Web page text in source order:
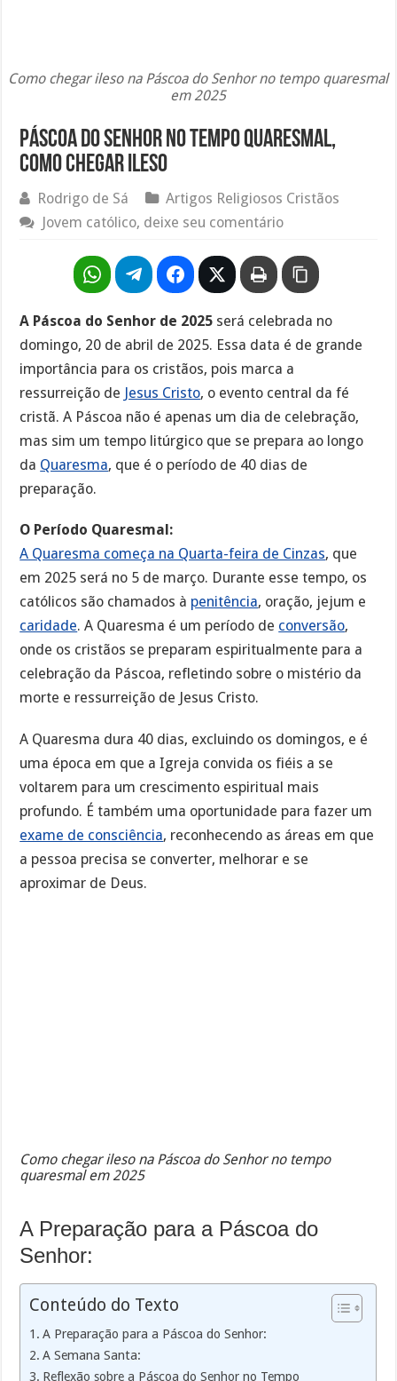
Como chegar ileso na Páscoa do Senhor no tempo quaresmal
em 2025
Páscoa do Senhor no tempo quaresmal,
como chegar ileso
Rodrigo de Sá
Artigos Religiosos Cristãos
Jovem católico, deixe seu comentário
A Páscoa do Senhor de 2025 será celebrada no
domingo, 20 de abril de 2025. Essa data é de grande
importância para os cristãos, pois marca a
ressurreição de Jesus Cristo, o evento central da fé
cristã. A Páscoa não é apenas um dia de celebração,
mas sim um tempo litúrgico que se prepara ao longo
da Quaresma, que é o período de 40 dias de
preparação.
O Período Quaresmal:
A Quaresma começa na Quarta-feira de Cinzas, que
em 2025 será no 5 de março. Durante esse tempo, os
católicos são chamados à penitência, oração, jejum e
caridade. A Quaresma é um período de conversão,
onde os cristãos se preparam espiritualmente para a
celebração da Páscoa, refletindo sobre o mistério da
morte e ressurreição de Jesus Cristo.
A Quaresma dura 40 dias, excluindo os domingos, e é
uma época em que a Igreja convida os fiéis a se
voltarem para um crescimento espiritual mais
profundo. É também uma oportunidade para fazer um
exame de consciência, reconhecendo as áreas em que
a pessoa precisa se converter, melhorar e se
aproximar de Deus.
Como chegar ileso na Páscoa do Senhor no tempo
quaresmal em 2025
A Preparação para a Páscoa do
Senhor:
Conteúdo do Texto
A Preparação para a Páscoa do Senhor:
A Semana Santa:
Reflexão sobre a Páscoa do Senhor no Tempo